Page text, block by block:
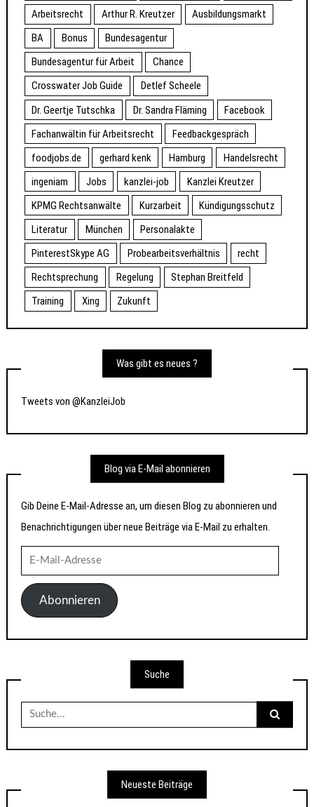
Arbeitsrecht
Arthur R. Kreutzer
Ausbildungsmarkt
BA
Bonus
Bundesagentur
Bundesagentur für Arbeit
Chance
Crosswater Job Guide
Detlef Scheele
Dr. Geertje Tutschka
Dr. Sandra Fläming
Facebook
Fachanwältin für Arbeitsrecht
Feedbackgespräch
foodjobs.de
gerhard kenk Hamburg
Handelsrecht
ingeniam
Jobs kanzlei-job
Kanzlei Kreutzer
KPMG Rechtsanwälte
Kurzarbeit
Kündigungsschutz
Literatur
München
Personalakte
PinterestSkype AG
Probearbeitsverhältnis
recht
Rechtsprechung
Regelung
Stephan Breitfeld
Training
Xing Zukunft
Was gibt es neues ?
Tweets von @KanzleiJob
Blog via E-Mail abonnieren
Gib Deine E-Mail-Adresse an, um diesen Blog zu abonnieren und
Benachrichtigungen über neue Beiträge via E-Mail zu erhalten.
Mail-
AdresseAbonnieren
Suche
Suche
nach:
Neueste Beiträge